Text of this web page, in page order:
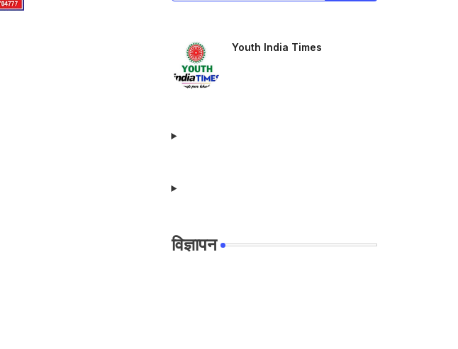
Youth India Times
विज्ञापन